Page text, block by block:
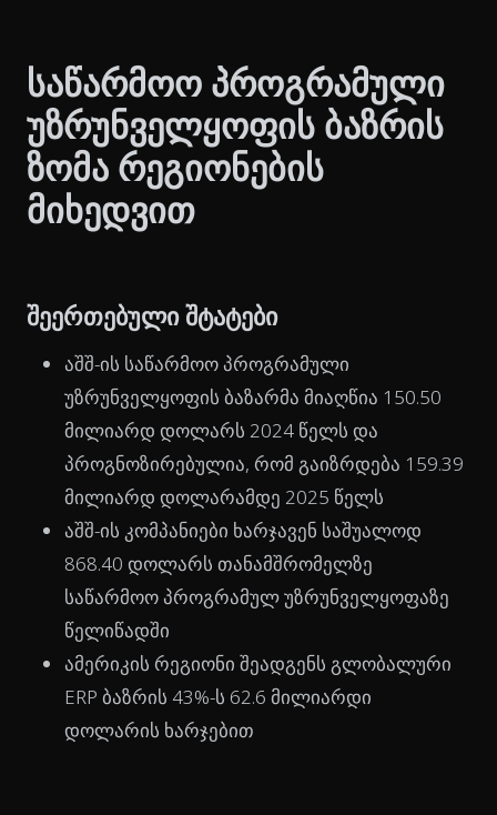
საწარმოო პროგრამული
უზრუნველყოფის ბაზრის
ზომა რეგიონების
მიხედვით
შეერთებული შტატები
აშშ-ის საწარმოო პროგრამული
უზრუნველყოფის ბაზარმა მიაღწია 150.50
მილიარდ დოლარს 2024 წელს და
პროგნოზირებულია, რომ გაიზრდება 159.39
მილიარდ დოლარამდე 2025 წელს
აშშ-ის კომპანიები ხარჯავენ საშუალოდ
868.40 დოლარს თანამშრომელზე
საწარმოო პროგრამულ უზრუნველყოფაზე
წელიწადში
ამერიკის რეგიონი შეადგენს გლობალური
ERP ბაზრის 43%-ს 62.6 მილიარდი
დოლარის ხარჯებით